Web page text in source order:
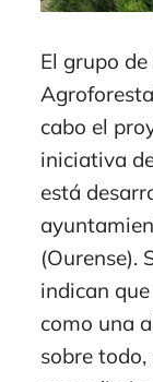
El grupo
cabo el
iniciativa
está
(Ourense).
indican
como una
sobre